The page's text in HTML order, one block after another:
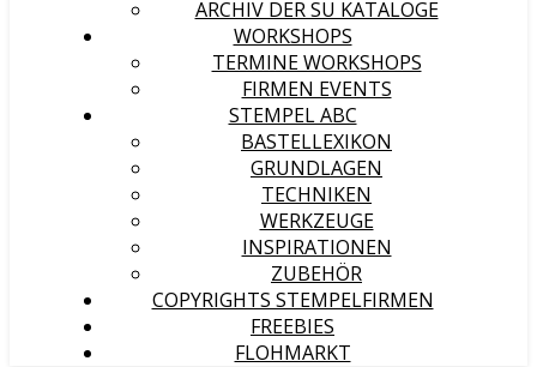
ARCHIV DER SU KATALOGE
WORKSHOPS
TERMINE WORKSHOPS
FIRMEN EVENTS
STEMPEL ABC
BASTELLEXIKON
GRUNDLAGEN
TECHNIKEN
WERKZEUGE
INSPIRATIONEN
ZUBEHÖR
COPYRIGHTS STEMPELFIRMEN
FREEBIES
FLOHMARKT